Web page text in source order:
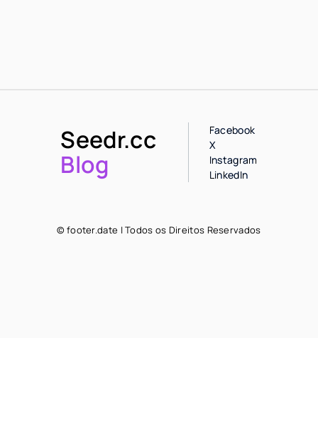
Seedr.cc
Blog
Facebook
X
Instagram
LinkedIn
© footer.date | Todos os Direitos Reservados